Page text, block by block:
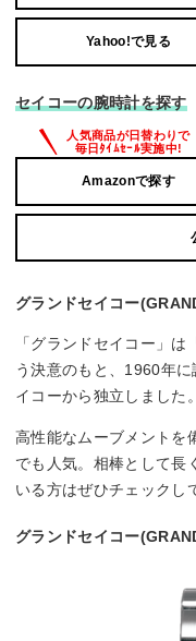
Yahoo!で見る
セイコーの腕時計を探す
Amazonで探す
グランドセイコー
「グランドセイコー」
う決意のもと、1960年
イコーから独立しました。
高性能なムーブメントを
でも人気。相棒として長
いる方はぜひチェックし
グランドセイコー